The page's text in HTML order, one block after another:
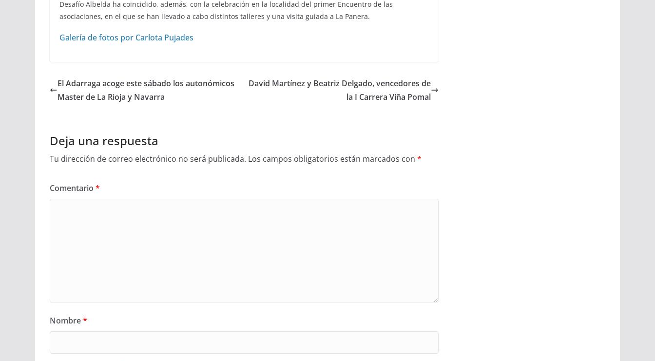
Desafío Albelda ha coincidido, además, con la celebración en la localidad del primer Encuentro de las
asociaciones, en el que se han llevado a cabo distintos talleres y una visita guiada a La Panera.
Galería de fotos por Carlota Pujades
El Adarraga acoge este sábado los autonómicos
Master de La Rioja y Navarra
David Martínez y Beatriz Delgado, vencedores de
la I Carrera Viña Pomal
Deja una respuesta
Tu dirección de correo electrónico no será publicada. Los campos obligatorios están marcados con *
Comentario *
Nombre*